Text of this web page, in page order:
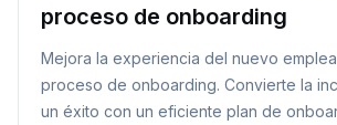
proceso de onboarding
Mejora la experiencia del nuevo
proceso de onboarding. Convierte la
un éxito con un eficiente plan de